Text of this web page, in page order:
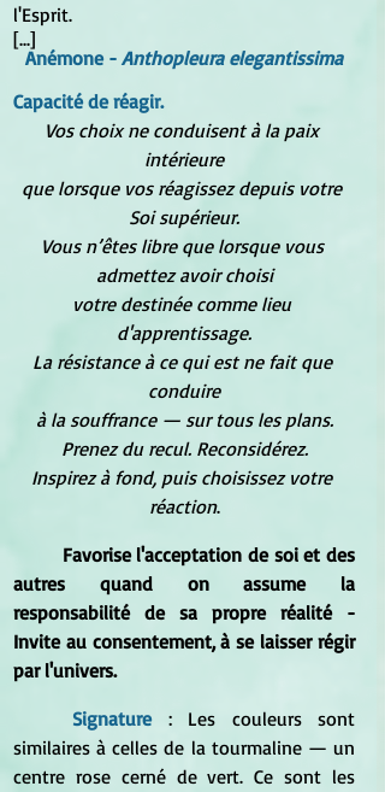
l'Esprit.
[...]
Anémone - Anthopleura elegantissima
Capacité de réagir.
Vos choix ne conduisent à la paix
intérieure
que lorsque vos réagissez depuis votre
Soi supérieur.
Vous n’êtes libre que lorsque vous
admettez avoir choisi
votre destinée comme lieu
d'apprentissage.
La résistance à ce qui est ne fait que
conduire
à la souffrance — sur tous les plans.
Prenez du recul. Reconsidérez.
Inspirez à fond, puis choisissez votre
réaction.
autres quand on assume la
responsabilité de sa propre réalité -
Invite au consentement, à se laisser régir
par l'univers.
Signature : Les couleurs sont
similaires à celles de la tourmaline — un
centre rose cerné de vert. Ce sont les